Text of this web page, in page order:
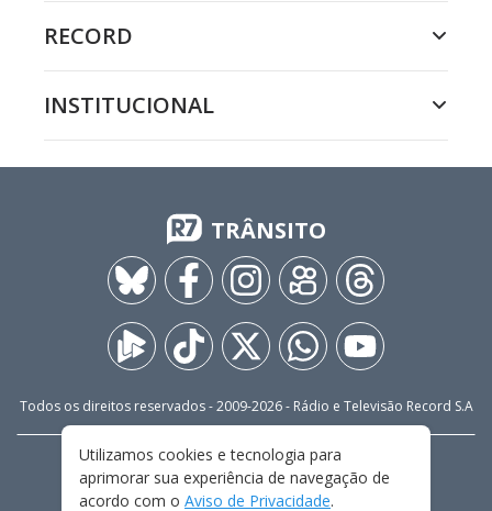
RECORD
INSTITUCIONAL
TRÂNSITO
Todos os direitos reservados - 2009-2026- Rádio e Televisão Record S.A
FALE CONOSCO
PRIVACIDADE
TERMOS E CONDIÇÕES DE USO
Utilizamos cookies e tecnologia para
aprimorar sua experiência de navegação de
acordo com o Aviso de Privacidade.